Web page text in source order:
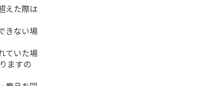
えた際は
きない場
ていた場
ますの